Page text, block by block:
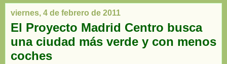
viernes, 4 de febrero de 2011
El Proyecto Madrid Centro busca
una ciudad más verde y con menos
coches